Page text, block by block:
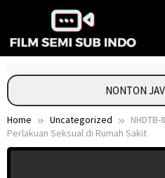
content
NONTON
Home Uncategorized
Perlakuan Seksual di Rumah Sakit